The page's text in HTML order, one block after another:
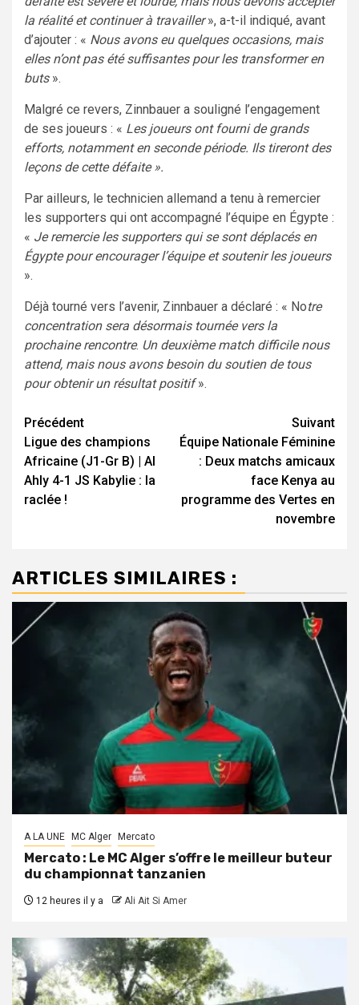
la réalité et continuer à travailler», a-t-il indiqué, avant
d’ajouter : « Nous avons eu quelques occasions, mais
elles n’ont pas été suffisantes pour les transformer en
buts».
Malgré ce revers, Zinnbauer a souligné l’engagement
de ses joueurs : « Les joueurs ont fourni de grands
efforts, notamment en seconde période. Ils tireront des
leçons de cette défaite ».
Par ailleurs, le technicien allemand a tenu à remercier
les supporters qui ont accompagné l’équipe en Égypte :
« Je remercie les supporters qui se sont déplacés en
Égypte pour encourager l’équipe et soutenir les joueurs
».
Déjà tourné vers l’avenir, Zinnbauer a déclaré : « Notre
concentration sera désormais tournée vers la
prochaine rencontre. Un deuxième match difficile nous
attend, mais nous avons besoin du soutien de tous
pour obtenir un résultat positif».
Navigation
d’article
Précédent
Ligue des champions
Africaine (J1-Gr B) | Al
Ahly 4-1 JS Kabylie : la
raclée !
Suivant
Équipe Nationale Féminine
: Deux matchs amicaux
face Kenya au
programme des Vertes en
novembre
ARTICLES SIMILAIRES :
A LA UNE MC Alger Mercato
Mercato : Le MC Alger s’offre le meilleur buteur
du championnat tanzanien
12 heures il y a Ali Ait Si Amer